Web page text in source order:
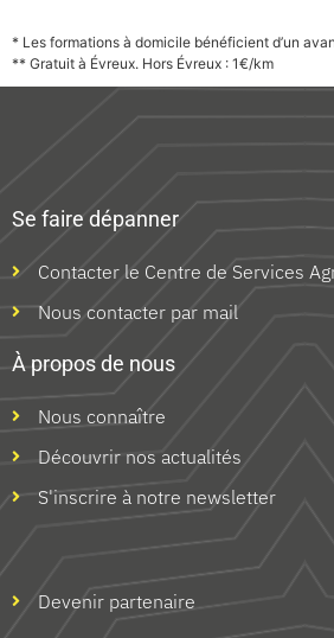
* Les formations à domicile bénéficient d’un
** Gratuit à Évreux. Hors Évreux : 1€/km
Se faire dépanner
Contacter le Centre de Services
Nous contacter par mail
À propos de nous
Nous connaître
Découvrir nos actualités
S'inscrire à notre newsletter
Devenir partenaire